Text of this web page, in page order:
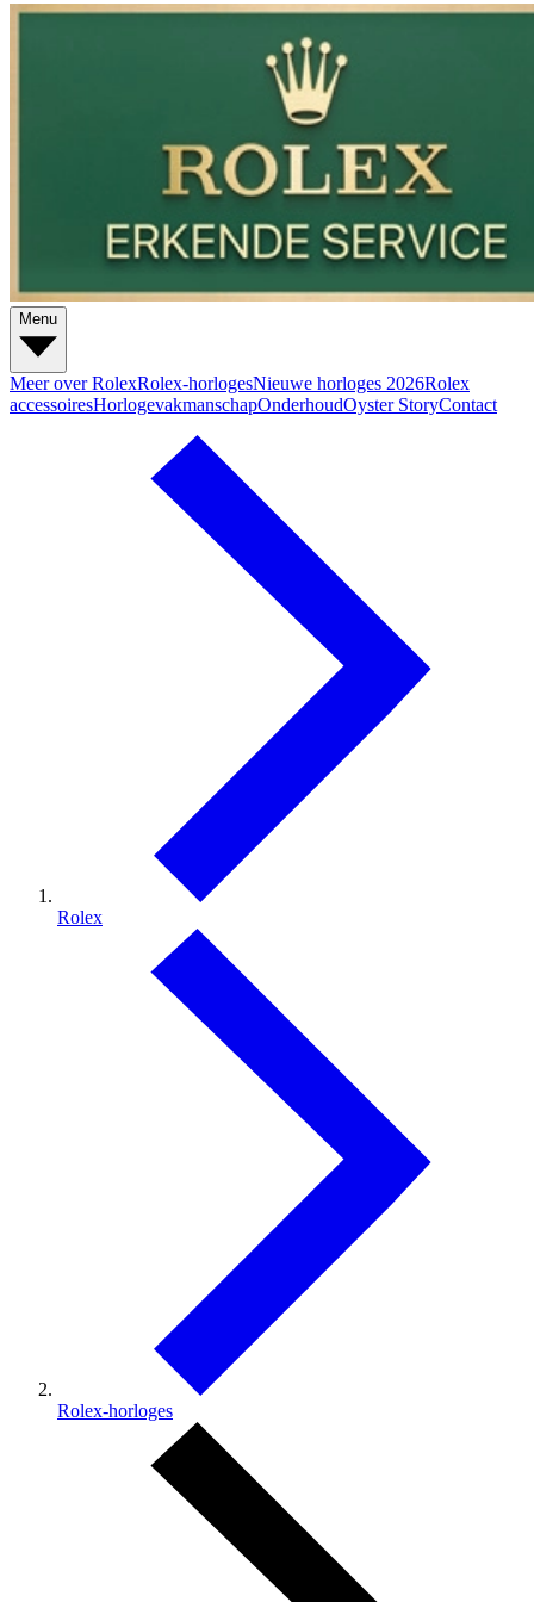
Menu
Meer over RolexRolex-horlogesNieuwe horloges 2026Rolex
accessoiresHorlogevakmanschapOnderhoudOyster StoryContact
Rolex
Rolex-horloges